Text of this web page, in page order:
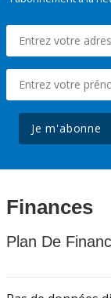
Je m'abonne
Finances
Plan De